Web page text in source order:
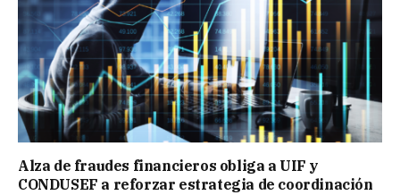
Alza de fraudes financieros obliga a UIF y
CONDUSEF a reforzar estrategia de coordinación